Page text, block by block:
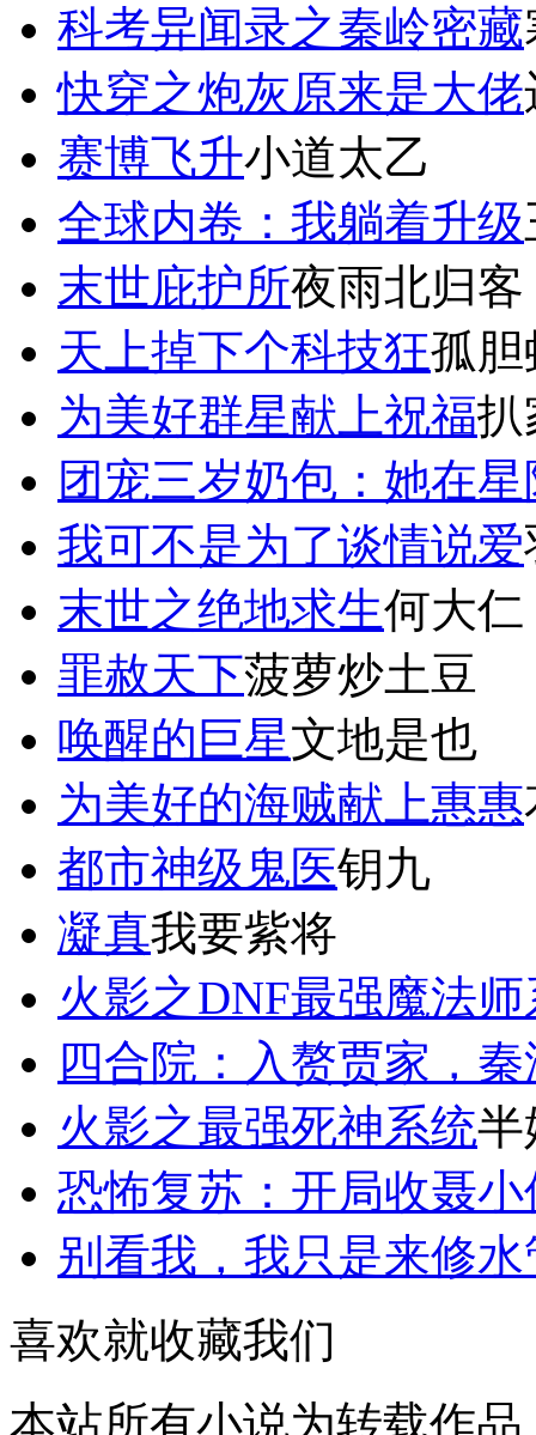
科考异闻录之秦岭密藏
快穿之炮灰原来是大佬
赛博飞升小道太乙
全球内卷：我躺着升级
末世庇护所夜雨北归客
天上掉下个科技狂孤胆
为美好群星献上祝福扒
团宠三岁奶包：她在
我可不是为了谈情说爱
末世之绝地求生何大仁
罪赦天下菠萝炒土豆
唤醒的巨星文地是也
为美好的海贼献上惠惠
都市神级鬼医钥九
凝真我要紫将
火影之DNF最强魔法
四合院：入赘贾家，
火影之最强死神系统半
恐怖复苏：开局收聂
别看我，我只是来修
喜欢就收藏我们
本站所有小说为转载作